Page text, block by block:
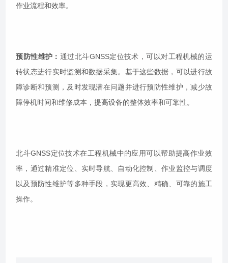
作业流程和效率。
预防性维护： 通过北斗GNSS定位技术，可以对工程机械的运
转状态进行实时监测和数据采集。基于这些数据，可以进行故
障诊断和预测，及时发现潜在问题并进行预防性维护，减少故
障停机时间和维修成本，提高设备的整体效率和可靠性。
北斗GNSS定位技术在工程机械中的应用可以帮助提高作业效
率，通过精准定位、实时导航、自动化控制、作业监控与调度
以及预防性维护等多种手段，实现更高效、精确、可靠的施工
操作。